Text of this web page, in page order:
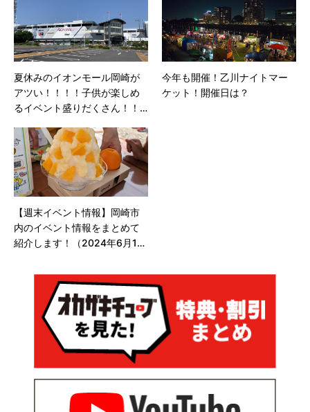
夏休みのイオンモール岡崎が
アツい！！！！子供が楽しめ
るイベント盛りだくさん！！
今年も開催！乙川ナイトマー
ケット！開催日は？
【週末イベント情報】岡崎市
内のイベント情報をまとめて
紹介します！（2024年6月15